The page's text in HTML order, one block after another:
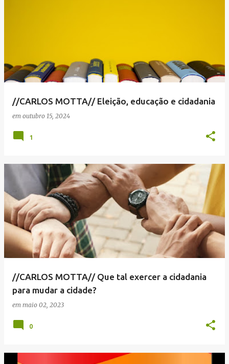
//CARLOS MOTTA// Eleição, educação e cidadania
em outubro 15, 2024
1
//CARLOS MOTTA// Que tal exercer a cidadania
para mudar a cidade?
em maio 02, 2023
0